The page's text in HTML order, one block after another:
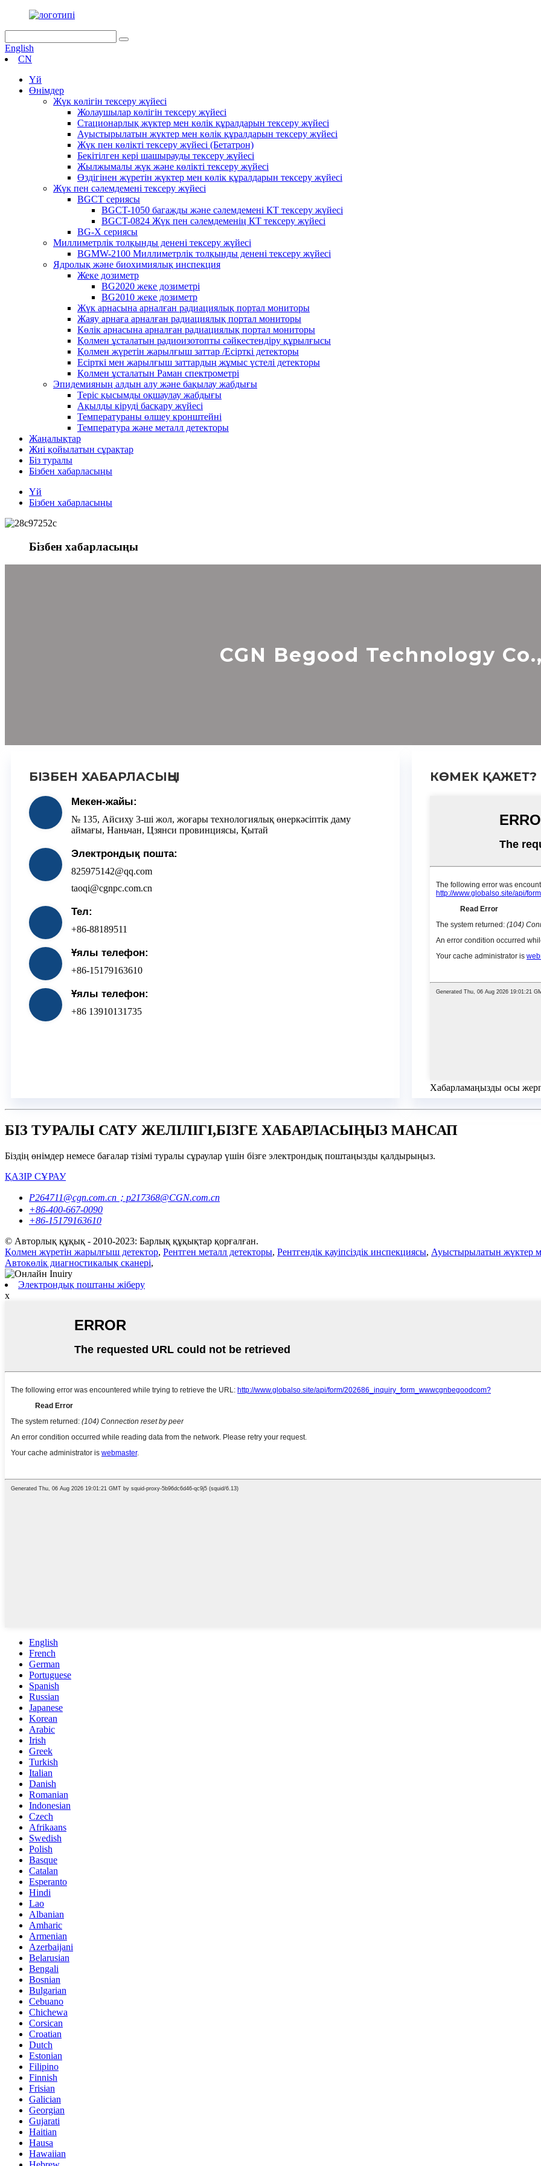
English
CN
Үй
Өнімдер
Жүк көлігін тексеру жүйесі
Жолаушылар көлігін тексеру жүйесі
Стационарлық жүктер мен көлік құралдарын тексеру жүйесі
Ауыстырылатын жүктер мен көлік құралдарын тексеру жүйесі
Жүк пен көлікті тексеру жүйесі (Бетатрон)
Бекітілген кері шашырауды тексеру жүйесі
Жылжымалы жүк және көлікті тексеру жүйесі
Өздігінен жүретін жүктер мен көлік құралдарын тексеру жүйесі
Жүк пен сәлемдемені тексеру жүйесі
BGCT сериясы
BGCT-1050 багажды және сәлемдемені КТ тексеру жүйесі
BGCT-0824 Жүк пен сәлемдеменің КТ тексеру жүйесі
BG-X сериясы
Миллиметрлік толқынды денені тексеру жүйесі
BGMW-2100 Миллиметрлік толқынды денені тексеру жүйесі
Ядролық және биохимиялық инспекция
Жеке дозиметр
BG2020 жеке дозиметрі
BG2010 жеке дозиметр
Жүк арнасына арналған радиациялық портал мониторы
Жаяу арнаға арналған радиациялық портал мониторы
Көлік арнасына арналған радиациялық портал мониторы
Қолмен ұсталатын радиоизотопты сәйкестендіру құрылғысы
Қолмен жүретін жарылғыш заттар /Есірткі детекторы
Есірткі мен жарылғыш заттардың жұмыс үстелі детекторы
Қолмен ұсталатын Раман спектрометрі
Эпидемияның алдын алу және бақылау жабдығы
Теріс қысымды оқшаулау жабдығы
Ақылды кіруді басқару жүйесі
Температураны өлшеу кронштейні
Температура және металл детекторы
Жаңалықтар
Жиі қойылатын сұрақтар
Біз туралы
Бізбен хабарласыңы
Үй
Бізбен хабарласыңы
Бізбен хабарласыңы
CGN Begood Technology
БІЗБЕН ХАБАРЛАСЫҢЫ
Мекен-жайы:
№ 135, Айсиху 3-ші жол, жоғары технологиялық өнеркәсіптік даму
аймағы, Наньчан, Цзянси провинциясы, Қытай
Электрондық пошта:
825975142@qq.com
taoqi@cgnpc.com.cn
Тел:
+86-88189511
Ұялы телефон:
+86-15179163610
Ұялы телефон:
+86 13910131735
КӨМЕК ҚАЖЕТ?
Хабарламаңызды осы
БІЗ ТУРАЛЫ САТУ ЖЕЛІЛІГІ,БІЗГЕ ХАБАРЛАСЫҢЫЗ МАНСАП
Біздің өнімдер немесе бағалар тізімі туралы сұраулар үшін бізге электрондық поштаңызды қалдырыңыз.
ҚАЗІР СҰРАУ
P264711@cgn.com.cn；p217368@CGN.com.cn
+86-400-667-0090
+86-15179163610
© Авторлық құқық - 2010-2023: Барлық құқықтар қорғалған.
Қолмен жүретін жарылғыш детектор, Рентген металл детекторы, Рентгендік қауіпсіздік инспекциясы, Ауыстырылатын жүктер
Автокөлік диагностикалық сканері,
Электрондық поштаны жіберу
x
English
French
German
Portuguese
Spanish
Russian
Japanese
Korean
Arabic
Irish
Greek
Turkish
Italian
Danish
Romanian
Indonesian
Czech
Afrikaans
Swedish
Polish
Basque
Catalan
Esperanto
Hindi
Lao
Albanian
Amharic
Armenian
Azerbaijani
Belarusian
Bengali
Bosnian
Bulgarian
Cebuano
Chichewa
Corsican
Croatian
Dutch
Estonian
Filipino
Finnish
Frisian
Galician
Georgian
Gujarati
Haitian
Hausa
Hawaiian